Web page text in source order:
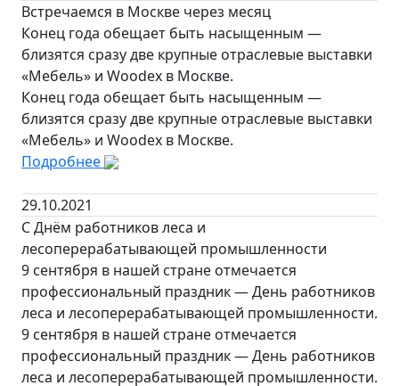
Встречаемся в Москве через месяц
Конец года обещает быть насыщенным —
близятся сразу две крупные отраслевые выставки
«Мебель» и Woodex в Москве.
Конец года обещает быть насыщенным —
близятся сразу две крупные отраслевые выставки
«Мебель» и Woodex в Москве.
Подробнее
29.10.2021
С Днём работников леса и
лесоперерабатывающей промышленности
9 сентября в нашей стране отмечается
профессиональный праздник — День работников
леса и лесоперерабатывающей промышленности.
9 сентября в нашей стране отмечается
профессиональный праздник — День работников
леса и лесоперерабатывающей промышленности.